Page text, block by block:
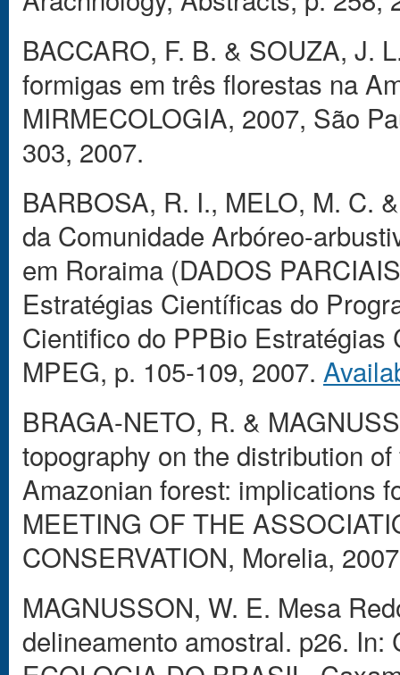
BACCARO, F. B. & SOUZA, J.
formigas em três florestas na
MIRMECOLOGIA, 2007, São
303, 2007.
BARBOSA, R. I., MELO, M. C.
da Comunidade Arbóreo-
em Roraima (DADOS
Estratégias Científicas do
Cientifico do PPBio
MPEG, p. 105-109, 2007.
BRAGA-NETO, R. &
topography on the distribution
Amazonian forest: implications
MEETING OF THE
CONSERVATION, Morelia,
MAGNUSSON, W. E. Mesa
delineamento amostral. p26.